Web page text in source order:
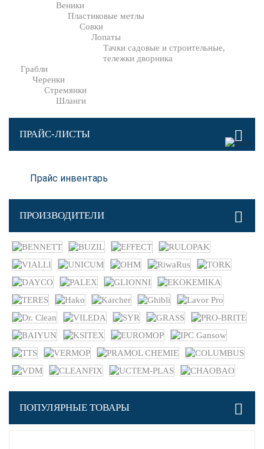
Веники
Пластиковые метлы
Совки
Лопаты
Тачки садовые и строительные,
тележки дворника
Грабли
Черенки
Стремянки
Шланги
ПРАЙС-ЛИСТЫ
Прайс инвентарь
ПРОИЗВОДИТЕЛИ
ПОПУЛЯРНЫЕ ТОВАРЫ